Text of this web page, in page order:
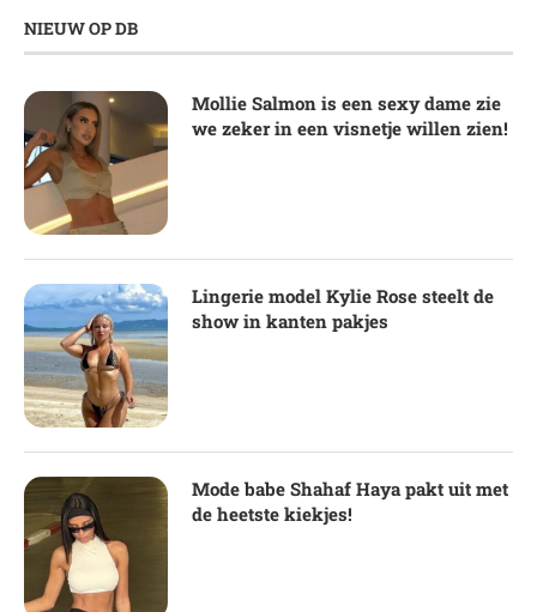
NIEUW OP DB
Mollie Salmon is een sexy dame zie
we zeker in een visnetje willen zien!
Lingerie model Kylie Rose steelt de
show in kanten pakjes
Mode babe Shahaf Haya pakt uit met
de heetste kiekjes!